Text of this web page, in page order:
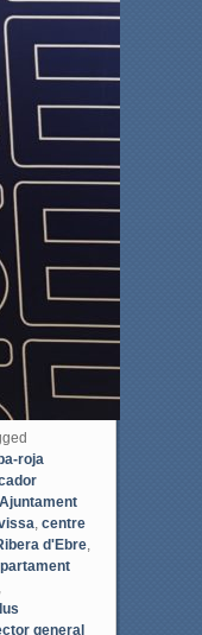
roja
Ajuntament
centre
d'Ebre,
general